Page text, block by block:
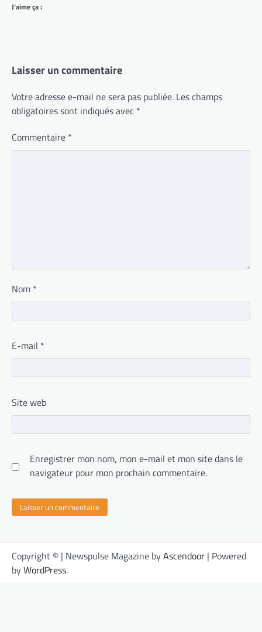
J’aime ça :
Laisser un commentaire
Votre adresse e-mail ne sera pas publiée. Les champs
obligatoires sont indiqués avec *
Commentaire *
Nom *
E-mail *
Site web
Enregistrer mon nom, mon e-mail et mon site dans le
navigateur pour mon prochain commentaire.
Copyright © | Newspulse Magazine byAscendoor | Powered
byWordPress.